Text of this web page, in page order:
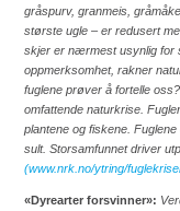
gråspurv, granmeis,
største ugle – er redusert
skjer er nærmest usynlig for
oppmerksomhet, rakner
fuglene prøver å fortelle oss?
omfattende naturkrise.
plantene og fiskene.
sult. Storsamfunnet driver
(www.nrk.no/ytring/
«Dyrearter forsvinner»: